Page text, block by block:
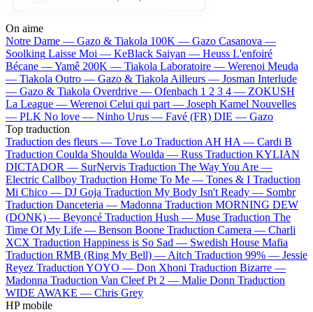
On aime
Notre Dame — Gazo & Tiakola 100K — Gazo Casanova —
Soolking Laisse Moi — KeBlack Saiyan — Heuss L'enfoiré
Bécane —Yamê 200K — Tiakola Laboratoire — Werenoi Meuda
— Tiakola Outro — Gazo & Tiakola Ailleurs — Josman Interlude
— Gazo & Tiakola Overdrive — Ofenbach 1 2 3 4 — ZOKUSH
La League — Werenoi Celui qui part — Joseph Kamel Nouvelles
— PLK No love — Ninho Urus — Favé (FR) DIE — Gazo
Top traduction
Traduction des fleurs — Tove Lo Traduction AH HA — Cardi B
Traduction Coulda Shoulda Woulda — Russ Traduction KYLIAN
DICTADOR — SurNervis Traduction The Way You Are —
Electric Callboy Traduction Home To Me — Tones & I Traduction
Mi Chico — DJ Goja Traduction My Body Isn't Ready — Sombr
Traduction Danceteria — Madonna Traduction MORNING DEW
(DONK) — Beyoncé Traduction Hush — Muse Traduction The
Time Of My Life — Benson Boone Traduction Camera — Charli
XCX Traduction Happiness is So Sad — Swedish House Mafia
Traduction RMB (Ring My Bell) — Aitch Traduction 99% — Jessie
Reyez Traduction YOYO — Don Xhoni Traduction Bizarre —
Madonna Traduction Van Cleef Pt 2 — Malie Donn Traduction
WIDE AWAKE — Chris Grey
HP mobile